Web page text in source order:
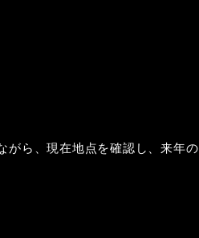
がら、現在地点を確認し、来年の